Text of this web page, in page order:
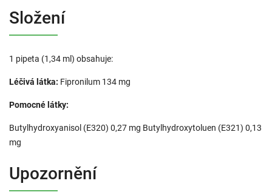
Složení
1 pipeta (1,34 ml) obsahuje:
Léčivá látka: Fipronilum 134 mg
Pomocné látky:
Butylhydroxyanisol (E320) 0,27 mg Butylhydroxytoluen (E321) 0,13
mg
Upozornění